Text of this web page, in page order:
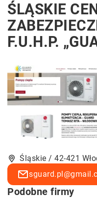
ŚLĄSKIE
F.U.H.P.
Śląskie / 42-421
Podobne firmy